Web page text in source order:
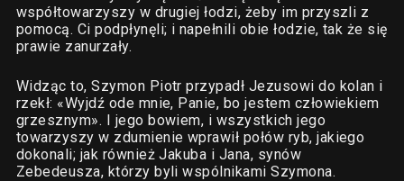
współtowarzyszy w drugiej łodzi, żeby im przyszli z
pomocą. Ci podpłynęli; i napełnili obie łodzie, tak że się
prawie zanurzały.
Widząc to, Szymon Piotr przypadł Jezusowi do kolan i
rzekł: «Wyjdź ode mnie, Panie, bo jestem człowiekiem
grzesznym». I jego bowiem, i wszystkich jego
towarzyszy w zdumienie wprawił połów ryb, jakiego
dokonali; jak również Jakuba i Jana, synów
Zebedeusza, którzy byli wspólnikami Szymona.